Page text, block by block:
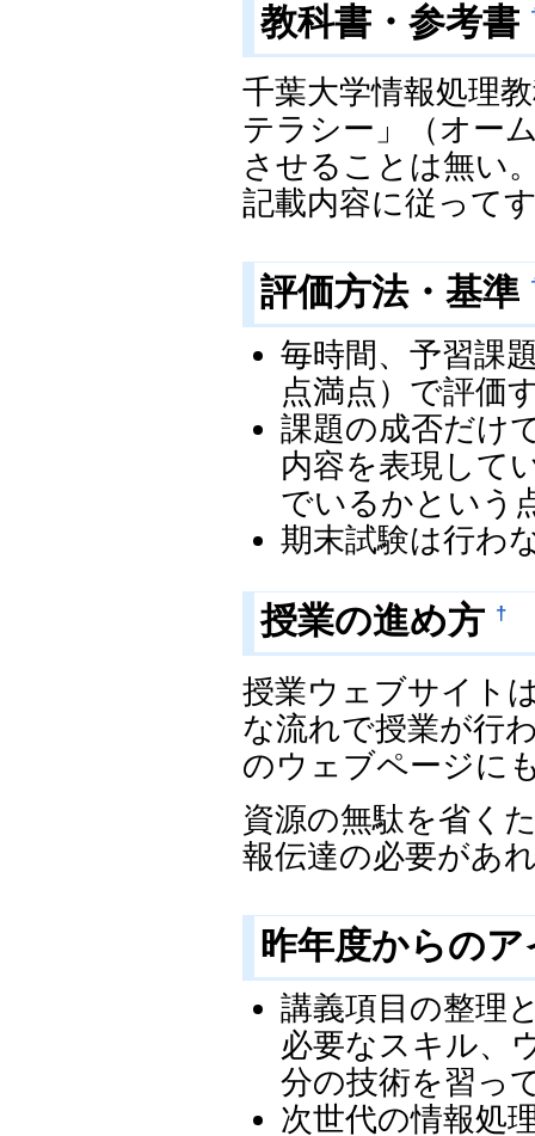
教科書・参考書
千葉大学情報処理
テラシー」（オー
させることは無い
記載内容に従って
評価方法・基準
毎時間、予習課
点満点）で評価
課題の成否だけ
内容を表現して
でいるかという
期末試験は行わ
授業の進め方 †
授業ウェブサイト
な流れで授業が行
のウェブページに
資源の無駄を省く
報伝達の必要があ
昨年度からの
講義項目の整理
必要なスキル、
分の技術を習っ
次世代の情報処